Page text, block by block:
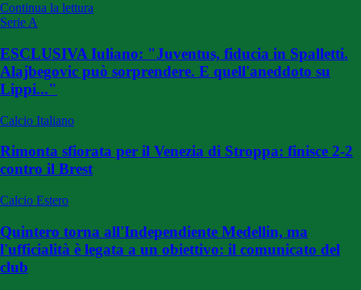
Continua la lettura
Serie A
ESCLUSIVA Iuliano: "Juventus, fiducia in Spalletti.
Alajbegovic può sorprendere. E quell'aneddoto su
Lippi..."
Calcio Italiano
Rimonta sfiorata per il Venezia di Stroppa: finisce 2-2
contro il Brest
Calcio Estero
Quintero torna all'Independiente Medellin, ma
l'ufficialità è legata a un obiettivo: il comunicato del
club